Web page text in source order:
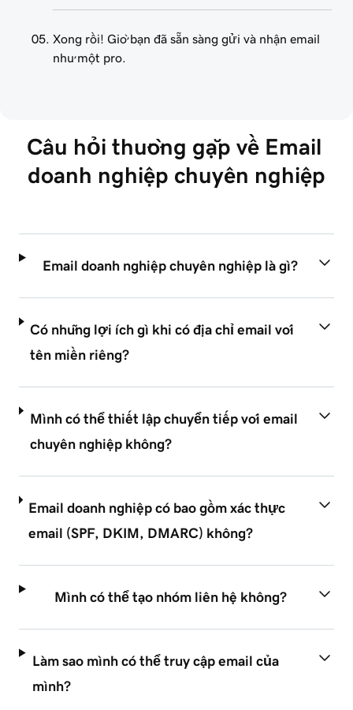
Xong rồi! Giờ bạn đã sẵn sàng gửi và nhận email
như một pro.
Câu hỏi thường gặp về Email
doanh nghiệp chuyên nghiệp
Email doanh nghiệp chuyên nghiệp là gì?
Có những lợi ích gì khi có địa chỉ email với
tên miền riêng?
Mình có thể thiết lập chuyển tiếp với email
chuyên nghiệp không?
Email doanh nghiệp có bao gồm xác thực
email (SPF, DKIM, DMARC) không?
Mình có thể tạo nhóm liên hệ không?
Làm sao mình có thể truy cập email của
mình?